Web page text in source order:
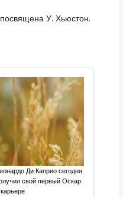
У. Хьюстон.
Ди Каприо сегодня
свой первый Оскар